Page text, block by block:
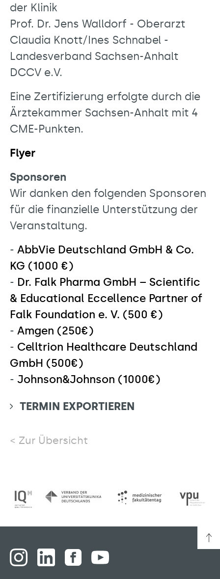
der Klinik
Prof. Dr. Jens Walldorf - Oberarzt
Claudia Knott/Ines Schnabel -
Landesverband Sachsen-Anhalt
DCCV e.V.
Eine Zertifizierung erfolgte durch die
Ärztekammer Sachsen-Anhalt mit 4
CME-Punkten.
Flyer
Sponsoren
Wir danken den folgenden Sponsoren
für die finanzielle Unterstützung der
Veranstaltung.
- AbbVie Deutschland GmbH & Co.
KG (1000 €)
- Dr. Falk Pharma GmbH – Scientific
& Educational Eccellence Partner of
Falk Foundation e. V. (500 €)
- Amgen (250€)
- Celltrion Healthcare Deutschland
GmbH (500€)
- Johnson&Johnson (1000€)
TERMIN EXPORTIEREN
Zur Übersicht